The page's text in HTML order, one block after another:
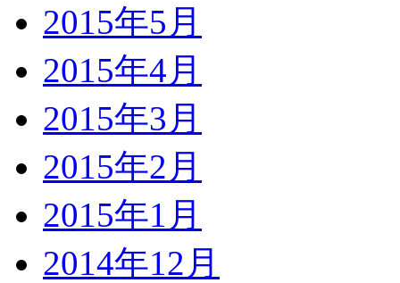
2015年5月
2015年4月
2015年3月
2015年2月
2015年1月
2014年12月